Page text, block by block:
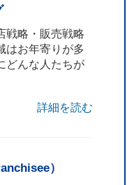
戦略・販売戦略
はお年寄りが多
どんな人たちが
詳細を読む
）